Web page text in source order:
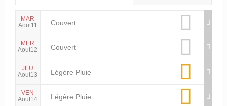
MAR
Aout11
Couvert
MER
Aout12
Couvert
JEU
Aout13
Légère Pluie
VEN
Aout14
Légère Pluie